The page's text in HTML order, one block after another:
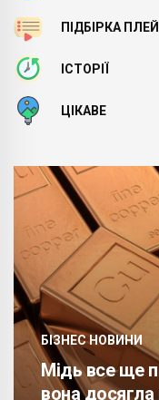
ПІДБІРКА
ІСТОРІЇ
ЦІКАВЕ
БІЗНЕС НОВИНИ
Мідь все ще
вона досягла